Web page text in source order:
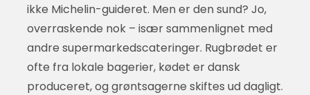
ikke Michelin-guideret. Men er den sund? Jo,
overraskende nok – især sammenlignet med
andre supermarkedscateringer. Rugbrødet er
ofte fra lokale bagerier, kødet er dansk
produceret, og grøntsagerne skiftes ud dagligt.